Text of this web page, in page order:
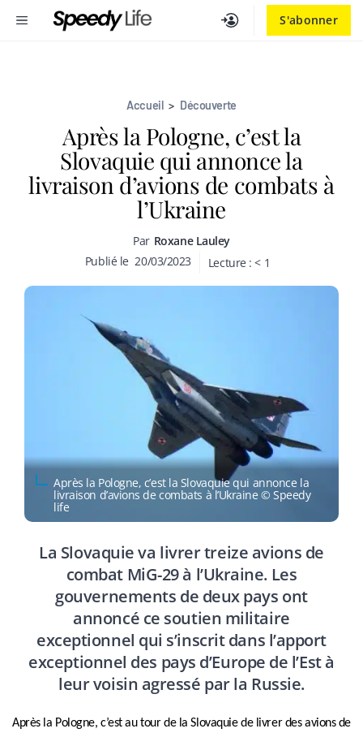
S'abonner
MENU
Accueil > Découverte
Après la Pologne, c’est la
Slovaquie qui annonce la
livraison d’avions de combats à
l’Ukraine
Par Roxane Lauley
Publié le 20/03/2023 Lecture :< 1
Après la Pologne, c’est la Slovaquie qui annonce la
livraison d’avions de combats à l’Ukraine © Speedy
life
La Slovaquie va livrer treize avions de
combat MiG-29 à l’Ukraine. Les
gouvernements de deux pays ont
annoncé ce soutien militaire
exceptionnel qui s’inscrit dans l’apport
exceptionnel des pays d’Europe de l’Est à
leur voisin agressé par la Russie.
Après la Pologne, c’est au tour de la Slovaquie de livrer des avions de